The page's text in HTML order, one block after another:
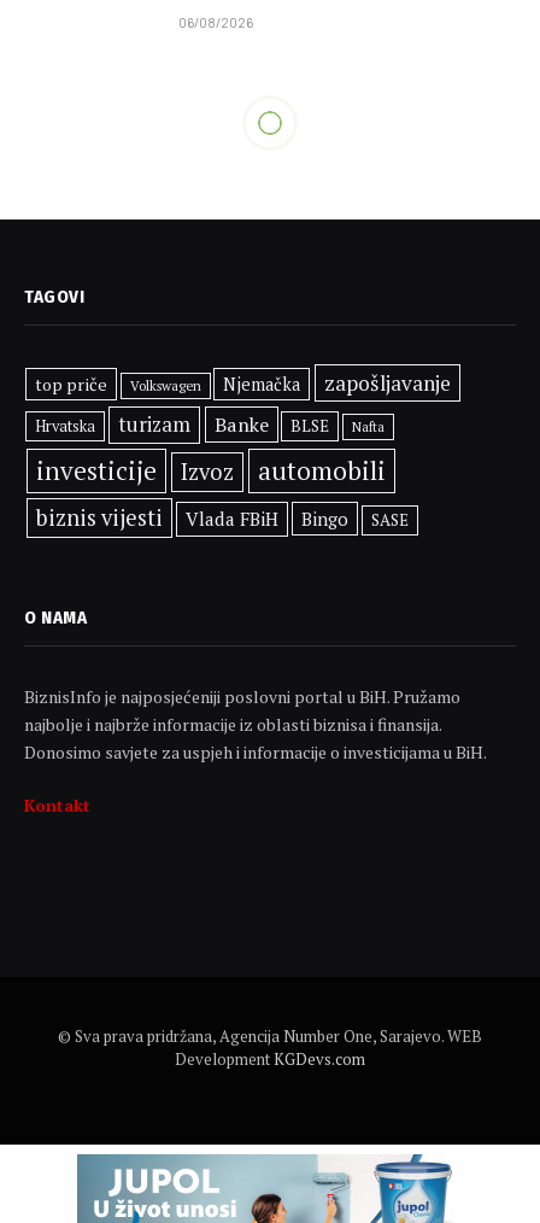
06/08/2026
TAGOVI
top priče Volkswagen Njemačka zapošljavanje
Hrvatska turizam Banke BLSE Nafta
investicije Izvoz automobili
biznis vijesti Vlada FBiH Bingo SASE
O NAMA
BiznisInfo je najposjećeniji poslovni portal u BiH. Pružamo
najbolje i najbrže informacije iz oblasti biznisa i finansija.
Donosimo savjete za uspjeh i informacije o investicijama u BiH.
Kontakt
© Sva prava pridržana, Agencija Number One, Sarajevo. WEB
DevelopmentKGDevs.com